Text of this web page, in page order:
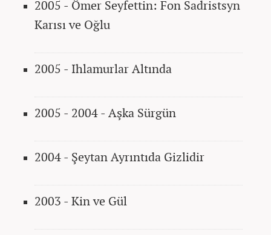
2005 - Ömer Seyfettin: Fon Sadristsyn
Karısı ve Oğlu
2005 - Ihlamurlar Altında
2005 - 2004 - Aşka Sürgün
2004 - Şeytan Ayrıntıda Gizlidir
2003 - Kin ve Gül